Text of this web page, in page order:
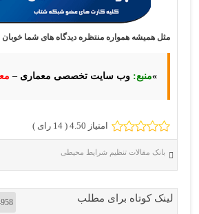
مثل همیشه همواره منتظره دیدگاه های شما
»منبع: وب سایت تخصصی معماری –
امتیاز 4.50 ( 14 رای )
بانک مقالات تنظیم شرایط محیطی
لینک کوتاه برای مطلب